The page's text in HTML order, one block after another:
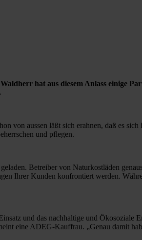
hat aus diesem Anlass einige
von aussen läßt sich erahnen, daß es
und pflegen.
Betreiber von Naturkostläden
Ihrer Kunden konfrontiert werden.
und das nachhaltige und Ökosoziale
eine ADEG-Kauffrau. „Genau damit